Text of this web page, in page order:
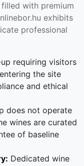
with premium
exhibits
professional
requiring visitors
the site
and ethical
does not operate
wines are curated
of baseline
Dedicated wine